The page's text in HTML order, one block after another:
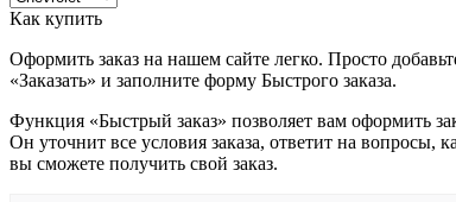
Как купить
Оформить заказ на нашем сайте легко. Просто
«Заказать» и заполните форму Быстрого заказа.
Функция «Быстрый заказ» позволяет вам оформить
Он уточнит все условия заказа, ответит на вопросы,
вы сможете получить свой заказ.